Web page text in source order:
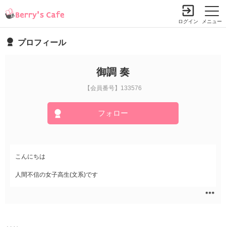
メニュー
ログイン
プロフィール
御調 奏
【会員番号】133576
フォロー
こんにちは
人間不信の女子高生(文系)です